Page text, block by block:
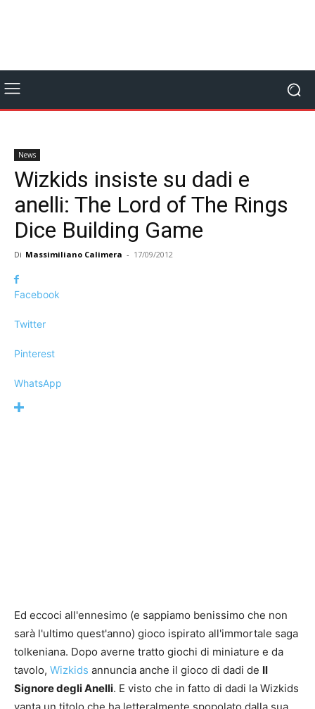
News
Wizkids insiste su dadi e
anelli: The Lord of The Rings
Dice Building Game
Di Massimiliano Calimera - 17/09/2012
Facebook
Twitter
Pinterest
WhatsApp
Ed eccoci all'ennesimo (e sappiamo benissimo che non
sarà l'ultimo quest'anno) gioco ispirato all'immortale saga
tolkeniana. Dopo averne tratto giochi di miniature e da
tavolo, Wizkids annuncia anche il gioco di dadi de Il
Signore degli Anelli. E visto che in fatto di dadi la Wizkids